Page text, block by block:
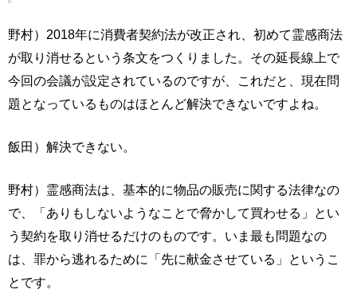
野村）2018年に消費者契約法が改正され、初めて霊感商法
が取り消せるという条文をつくりました。その延長線上で
今回の会議が設定されているのですが、これだと、現在問
題となっているものはほとんど解決できないですよね。
飯田）解決できない。
野村）霊感商法は、基本的に物品の販売に関する法律なの
で、「ありもしないようなことで脅かして買わせる」とい
う契約を取り消せるだけのものです。いま最も問題なの
は、罪から逃れるために「先に献金させている」というこ
とです。